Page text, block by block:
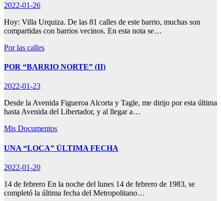
2022-01-26
Hoy: Villa Urquiza. De las 81 calles de este barrio, muchas son
compartidas con barrios vecinos. En esta nota se…
Por las calles
POR “BARRIO NORTE” (II)
2022-01-23
Desde la Avenida Figueroa Alcorta y Tagle, me dirijo por esta última
hasta Avenida del Libertador, y al llegar a…
Mis Documentos
UNA “LOCA” ÚLTIMA FECHA
2022-01-20
14 de febrero En la noche del lunes 14 de febrero de 1983, se
completó la última fecha del Metropolitano…